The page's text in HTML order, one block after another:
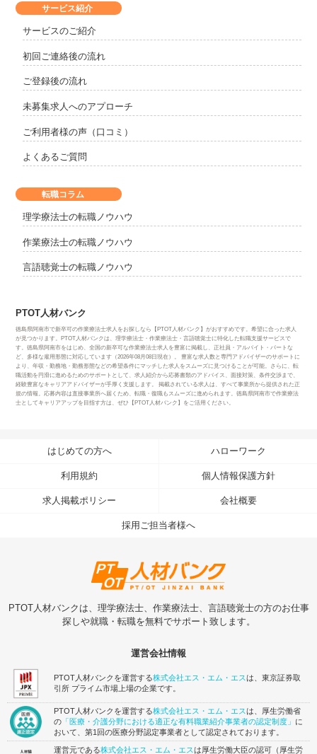
サービス紹介
サービスのご紹介
初回ご連絡後の流れ
ご登録後の流れ
未募集求人へのアプローチ
ご利用者様の声（口コミ）
よくあるご質問
転職コラム
理学療法士の転職ノウハウ
作業療法士の転職ノウハウ
言語聴覚士の転職ノウハウ
PTOT人材バンク
徳島県阿南市で新卒可の作業療法士求人をお探しなら【PTOT人材バンク】がおすすめです。希望に合った求人
が見つかります。PTOT人材バンクは、理学療法士・作業療法士・言語聴覚士に特化した転職支援サービスで
す。徳島県阿南市をはじめ、全国の新卒可な作業療法士求人を豊富に掲載し、正社員・アルバイト・パートな
ど、多様な雇用形態に対応しています（2026年08月08日現在）。 豊富な求人数と専門アドバイザーのサポートに
より、年収・勤務地・勤務形態などの希望条件にマッチした求人をスムーズに見つけることが可能。さらに、転
職活動を円滑に進めるためのサポートとして、求人紹介から応募書類のアドバイス、面接対策、条件交渉まで、
経験豊富なキャリアアドバイザーが手厚く支援します。 掲載されている求人は、すべて事業所から提供された正
規の情報。応募内容は直接事業所へ届くため、転職・復職もスムーズに進められます。徳島県阿南市で作業療法
士としてキャリアアップを目指す方は、ぜひ【PTOT人材バンク】をご活用ください。
はじめての方へ ハローワーク
利用規約 個人情報保護方針
求人掲載ポリシー 会社概要
採用ご担当者様へ
PTOT人材バンクは、理学療法士、作業療法士、言語聴覚士の方のお仕事
探しや就職・転職を無料でサポート致します。
運営会社情報
PTOT人材バンクを運営する株式会社エス・エム・エスは、東京証券取
引所 プライム市場上場の企業です。
PTOT人材バンクを運営する株式会社エス・エム・エスは、厚生労働省
の 「医療・介護分野における適正な有料職業紹介事業者の認定制度」 に
おいて、第1回の医療分野認定事業者として認定されております。
運営元である株式会社エス・エム・エスは厚生労働大臣の認可（厚生労